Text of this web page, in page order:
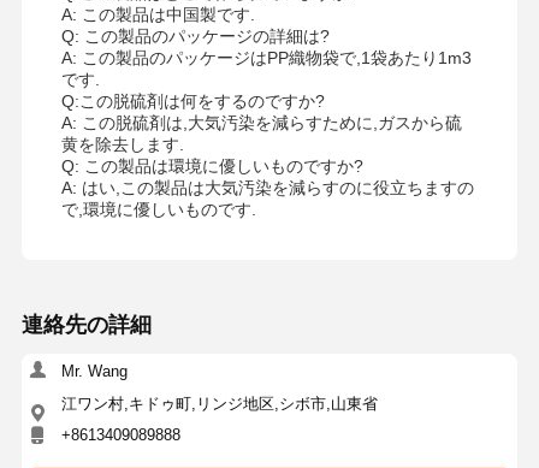
A: この製品は中国製です.
Q: この製品のパッケージの詳細は?
A: この製品のパッケージはPP織物袋で,1袋あたり1m3
です.
Q:この脱硫剤は何をするのですか?
A: この脱硫剤は,大気汚染を減らすために,ガスから硫
黄を除去します.
Q: この製品は環境に優しいものですか?
A: はい,この製品は大気汚染を減らすのに役立ちますの
で,環境に優しいものです.
連絡先の詳細
Mr. Wang
江ワン村,キドゥ町,リンジ地区,シボ市,山東省
+8613409089888